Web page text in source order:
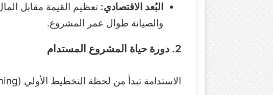
البُعد الاقتصادي: تعظيم القيمة مقابل
والصيانة طوال عمر المشروع.
2. دورة حياة المشروع المستدام